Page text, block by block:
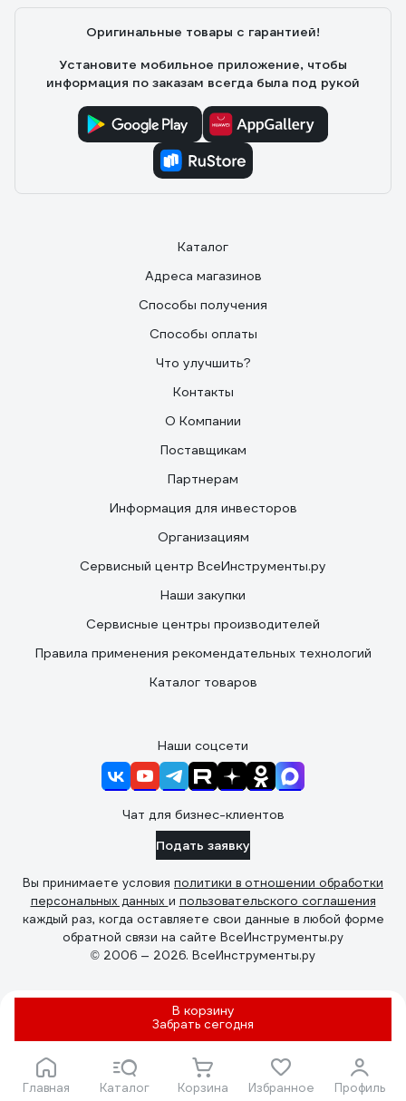
В корзину
Забрать сегодня
Главная Каталог Корзина Избранное Профиль
Оригинальные товары с гарантией!
Установите мобильное приложение, чтобы
информация по заказам всегда была под рукой
Каталог
Адреса магазинов
Способы получения
Способы оплаты
Что улучшить?
Контакты
О Компании
Поставщикам
Партнерам
Информация для инвесторов
Организациям
Сервисный центр ВсеИнструменты.ру
Наши закупки
Сервисные центры производителей
Правила применения рекомендательных технологий
Каталог товаров
Наши соцсети
Чат для бизнес-клиентов
Подать заявку
Вы принимаете условия политики в отношении обработки
персональных данных и пользовательского соглашения
каждый раз, когда оставляете свои данные в любой форме
обратной связи на сайте ВсеИнструменты.ру
© 2006 — 2026. ВсеИнструменты.ру